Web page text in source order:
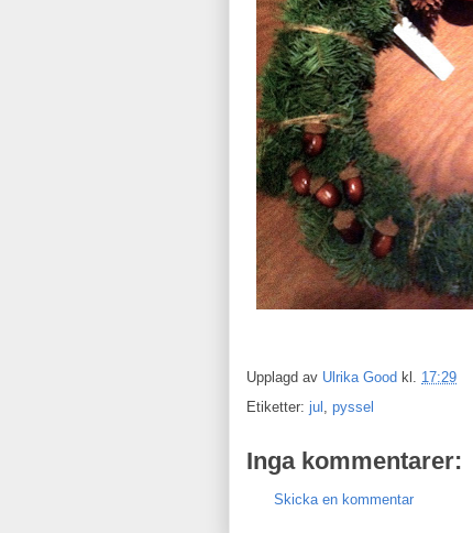
Upplagd av Ulrika Good kl. 17:29
Etiketter: jul , pyssel
Inga kommentarer:
Skicka en kommentar